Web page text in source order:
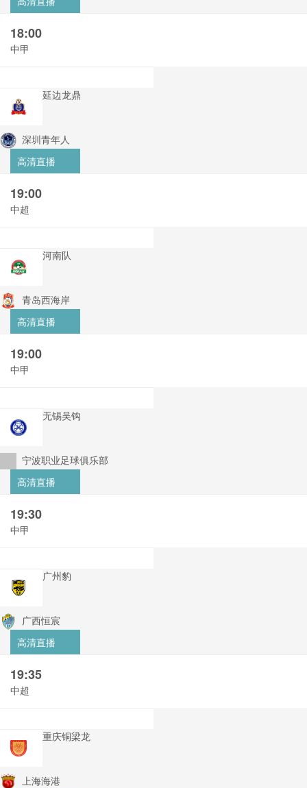
18:00
中甲
延边龙鼎
深圳青年人
高清直播
19:00
中超
河南队
青岛西海岸
高清直播
19:00
中甲
无锡吴钩
宁波职业足球俱乐部
高清直播
19:30
中甲
广州豹
广西恒宸
高清直播
19:35
中超
重庆铜梁龙
上海海港